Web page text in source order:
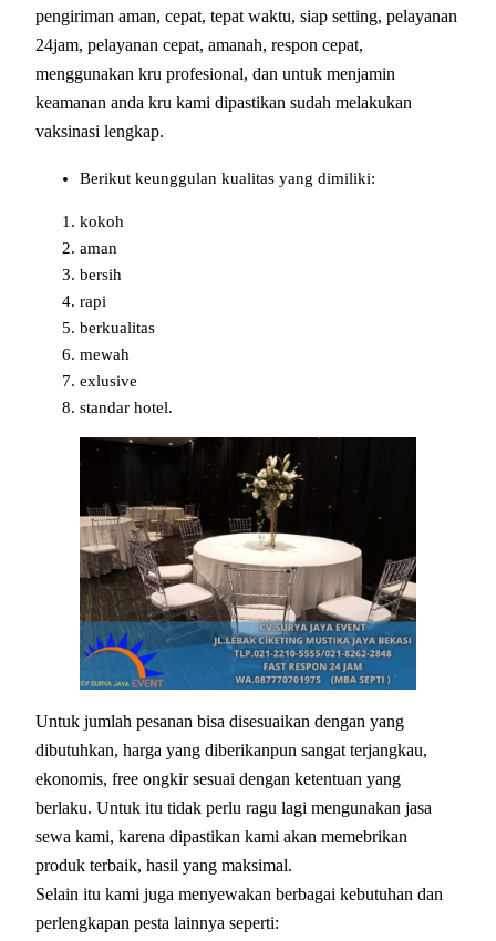
pengiriman aman, cepat, tepat waktu, siap setting, pelayanan
24jam, pelayanan cepat, amanah, respon cepat,
menggunakan kru profesional, dan untuk menjamin
keamanan anda kru kami dipastikan sudah melakukan
vaksinasi lengkap.
Berikut keunggulan kualitas yang dimiliki:
kokoh
aman
bersih
rapi
berkualitas
mewah
exlusive
standar hotel.
Untuk jumlah pesanan bisa disesuaikan dengan yang
dibutuhkan, harga yang diberikanpun sangat terjangkau,
ekonomis, free ongkir sesuai dengan ketentuan yang
berlaku. Untuk itu tidak perlu ragu lagi mengunakan jasa
sewa kami, karena dipastikan kami akan memebrikan
produk terbaik, hasil yang maksimal.
Selain itu kami juga menyewakan berbagai kebutuhan dan
perlengkapan pesta lainnya seperti: